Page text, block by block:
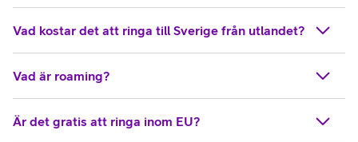
Vad kostar det att ringa till Sverige från utlandet?
Vad är roaming?
Är det gratis att ringa inom EU?